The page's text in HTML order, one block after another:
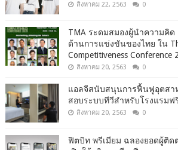
สิงหาคม 22, 2563 0
TMA ระดมสมองผู้นำความคิ
ด้านการแข่งขันของไทย ใน
Competitiveness Conference
สิงหาคม 20, 2563 0
แอลจีสนับสนุนการฟื้นฟูอุตสา
สอบระบบทีวีสำหรับโรงแรมฟ
สิงหาคม 20, 2563 0
ฟิตบิท พรีเมียม ฉลองยอดผู้ติด